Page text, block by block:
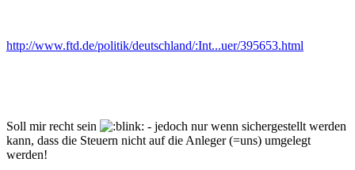
http://www.ftd.de/politik/deutschland/:Int...uer/395653.html
Soll mir recht sein
- jedoch nur wenn sichergestellt werden
kann, dass die Steuern nicht auf die Anleger (=uns) umgelegt
werden!